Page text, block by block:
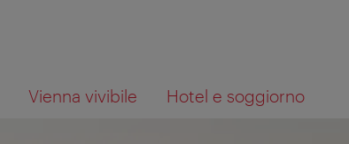
Vienna vivibile Hotel e soggiorno